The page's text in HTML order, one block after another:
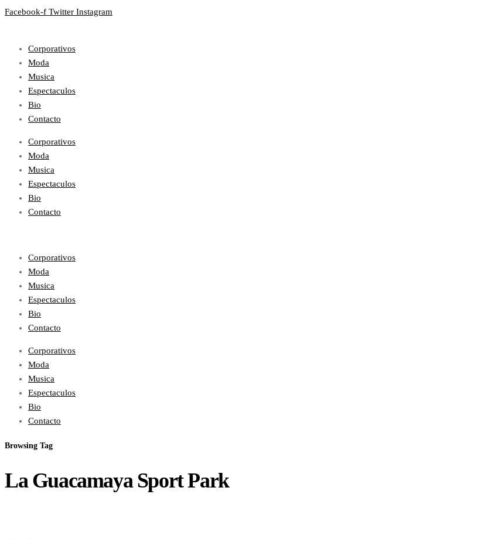
Facebook-f Twitter Instagram
Corporativos
Moda
Musica
Espectaculos
Bio
Contacto
Corporativos
Moda
Musica
Espectaculos
Bio
Contacto
Corporativos
Moda
Musica
Espectaculos
Bio
Contacto
Corporativos
Moda
Musica
Espectaculos
Bio
Contacto
Browsing Tag
La Guacamaya Sport Park